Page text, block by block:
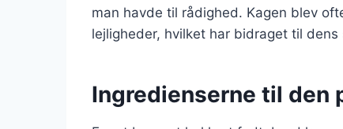
man havde til rådighed. Kagen blev
lejligheder, hvilket har bidraget til
Ingredienserne til